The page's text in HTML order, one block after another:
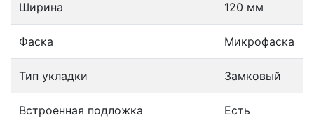
Ширина 120 мм
Фаска Микрофаска
Тип укладки Замковый
Встроенная подложка Есть